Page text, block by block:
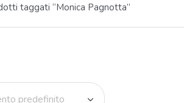
taggati “Monica Pagnotta”